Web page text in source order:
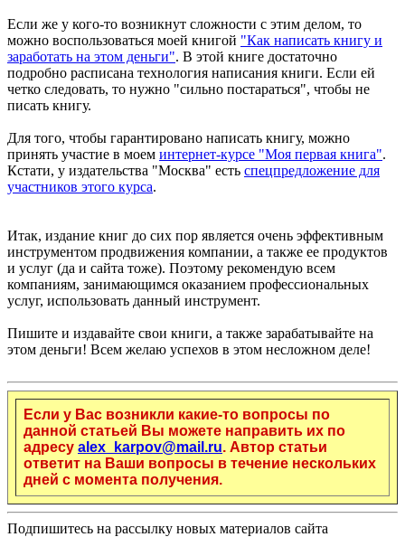
Если же у кого-то возникнут сложности с этим делом, то
можно воспользоваться моей книгой "Как написать книгу и
заработать на этом деньги". В этой книге достаточно
подробно расписана технология написания книги. Если ей
четко следовать, то нужно "сильно постараться", чтобы не
писать книгу.
Для того, чтобы гарантировано написать книгу, можно
принять участие в моем интернет-курсе "Моя первая книга".
Кстати, у издательства "Москва" есть спецпредложение для
участников этого курса.
Итак, издание книг до сих пор является очень эффективным
инструментом продвижения компании, а также ее продуктов
и услуг (да и сайта тоже). Поэтому рекомендую всем
компаниям, занимающимся оказанием профессиональных
услуг, использовать данный инструмент.
Пишите и издавайте свои книги, а также зарабатывайте на
этом деньги! Всем желаю успехов в этом несложном деле!
Если у Вас возникли какие-то вопросы по
данной статьей Вы можете направить их по
адресу alex_karpov@mail.ru. Автор статьи
ответит на Ваши вопросы в течение нескольких
дней с момента получения.
Подпишитесь на рассылку новых материалов сайта